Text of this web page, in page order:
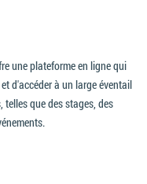
une plateforme en ligne qui
d'accéder à un large éventail
que des stages, des